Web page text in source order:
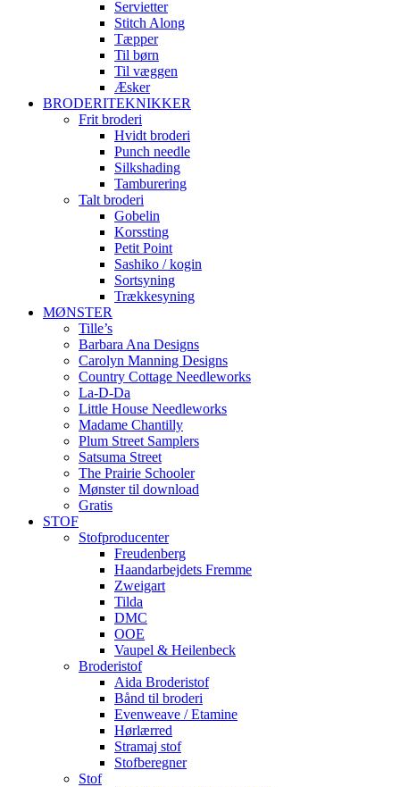
Servietter
Stitch Along
Tæpper
Til børn
Til væggen
Æsker
BRODERITEKNIKKER
Frit broderi
Hvidt broderi
Punch needle
Silkshading
Tamburering
Talt broderi
Gobelin
Korssting
Petit Point
Sashiko / kogin
Sortsyning
Trækkesyning
MØNSTER
Tille’s
Barbara Ana Designs
Carolyn Manning Designs
Country Cottage Needleworks
La-D-Da
Little House Needleworks
Madame Chantilly
Plum Street Samplers
Satsuma Street
The Prairie Schooler
Mønster til download
Gratis
STOF
Stofproducenter
Freudenberg
Haandarbejdets Fremme
Zweigart
Tilda
DMC
OOE
Vaupel & Heilenbeck
Broderistof
Aida Broderistof
Bånd til broderi
Evenweave / Etamine
Hørlærred
Stramaj stof
Stofberegner
Stof